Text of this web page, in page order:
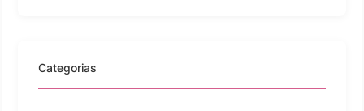
Categorias